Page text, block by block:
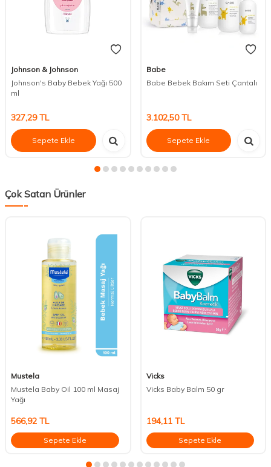
Johnson & Johnson
Johnson's Baby Bebek Yağı 500
ml
327,29TL
Sepete Ekle
Babe
Babe Bebek Bakım Seti Çantalı
3.102,50TL
Sepete Ekle
Çok Satan Ürünler
Mustela
Mustela Baby Oil 100 ml Masaj
Yağı
566,92 TL
Sepete Ekle
Vicks
Vicks Baby Balm 50 gr
194,11TL
Sepete Ekle